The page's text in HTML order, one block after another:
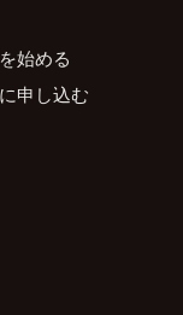
始める
申し込む